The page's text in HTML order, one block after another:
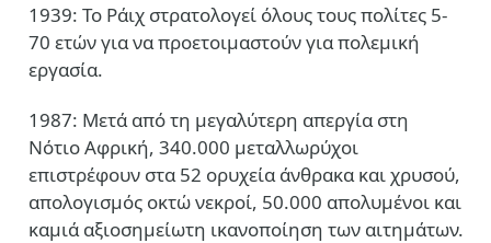
1939: Το Ράιχ στρατολογεί όλους τους πολίτες 5-
70 ετών για να προετοιμαστούν για πολεμική
εργασία.
1987: Μετά από τη μεγαλύτερη απεργία στη
Νότιο Αφρική, 340.000 μεταλλωρύχοι
επιστρέφουν στα 52 ορυχεία άνθρακα και χρυσού,
απολογισμός οκτώ νεκροί, 50.000 απολυμένοι και
καμιά αξιοσημείωτη ικανοποίηση των αιτημάτων.